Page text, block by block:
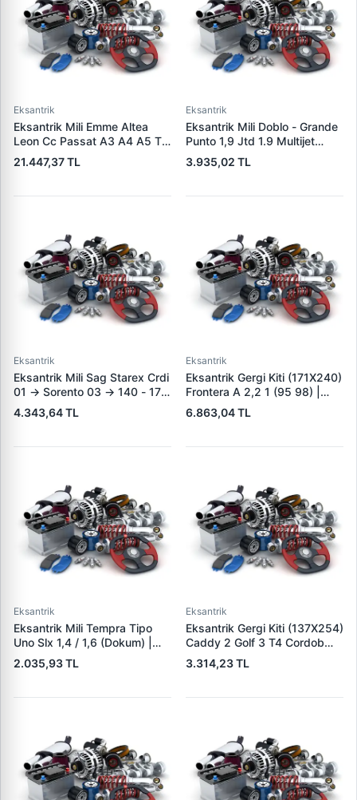
Eksantrik
Eksantrik Mili Emme Altea
Leon Cc Passat A3 A4 A5 Tt
Octavia Superb Yeti 1.8TFSI
Cdaa Cdab Bzb | ESTAS
06H109021J 06H109021K
21.447,37 TL
Eksantrik
Eksantrik Mili Doblo - Grande
Punto 1,9 Jtd 1.9 Multijet
(Dokum) | KAMEKS 10408 |
OEM 46772393
3.935,02 TL
Eksantrik
Eksantrik Mili Sag Starex Crdi
01 -> Sorento 03 -> 140 - 170
Hp | HMC 242004A200 |
OEM 242004A000
4.343,64 TL
Eksantrik
Eksantrik Gergi Kiti (171X240)
Frontera A 2,2 1 (95 98) |
GATES K015461XS | OEM
93174264
6.863,04 TL
Eksantrik
Eksantrik Mili Tempra Tipo
Uno Slx 1,4 / 1,6 (Dokum) |
KAMEKS 10409 | OEM
7552612
2.035,93 TL
Eksantrik
Eksantrik Gergi Kiti (137X254)
Caddy 2 Golf 3 T4 Cordob
Ibiza 2 3 Toledo 1 1.9D 1Y
Aey Alh Ale | LITENS
028198119A
3.314,23 TL